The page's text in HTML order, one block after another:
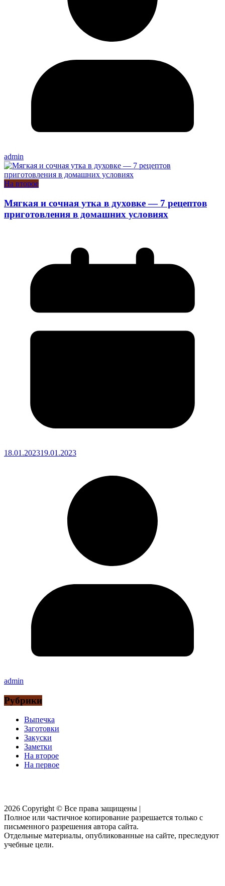
admin
На второе
Мягкая и сочная утка в духовке — 7 рецептов
приготовления в домашних условиях
18.01.202319.01.2023
admin
Рубрики
Выпечка
Заготовки
Закуски
Заметки
На второе
На первое
2026 Copyright © Все права защищены |
Полное или частичное копирование разрешается только с
письменного разрешения автора сайта.
Отдельные материалы, опубликованные на сайте, преследуют
учебные цели.